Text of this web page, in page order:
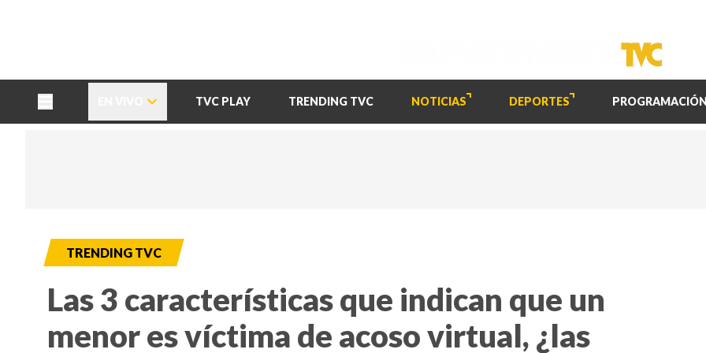
TVC PLAY TRENDING TVC NOTICIAS DEPORTES PROGRAMACIÓN
TRENDING TVC
Las 3 características que indican que un
menor es víctima de acoso virtual, ¿las